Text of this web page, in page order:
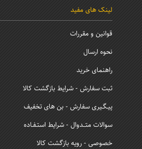
لینک های مفید
قوانین و مقررات
نحوه ارسال
راهنمای خرید
ثبت سفارش - شرایط بازگشت کالا
پیـگـیری سفارش - بن های تخفیف
سوالات متــدوال - شرایط استـفـاده
خصوصی - رویه بازگشت کالا